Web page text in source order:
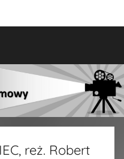
reż. Robert